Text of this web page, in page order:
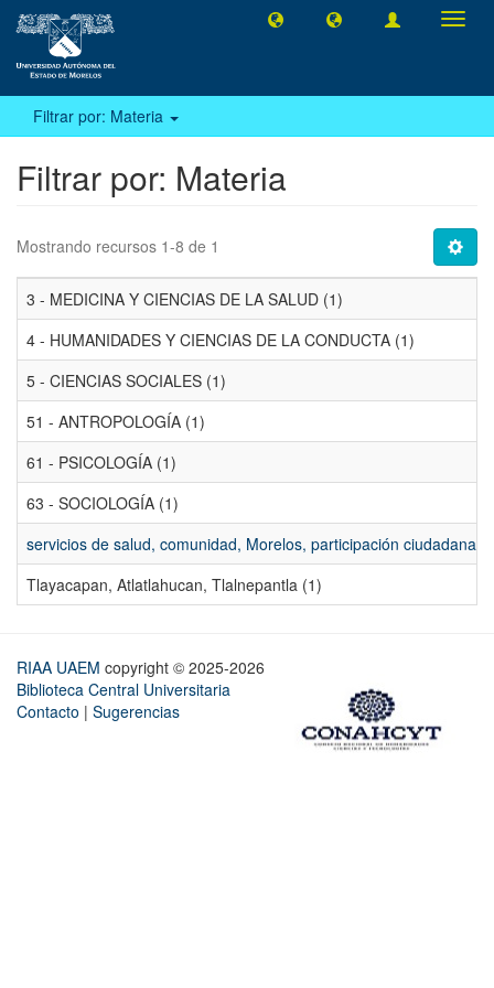
Filtrar por: Materia
Filtrar por: Materia
Mostrando recursos 1-8 de 1
3 - MEDICINA Y CIENCIAS DE LA SALUD (1)
4 - HUMANIDADES Y CIENCIAS DE LA CONDUCTA (1)
5 - CIENCIAS SOCIALES (1)
51 - ANTROPOLOGÍA (1)
61 - PSICOLOGÍA (1)
63 - SOCIOLOGÍA (1)
servicios de salud, comunidad, Morelos, participación
Tlayacapan, Atlatlahucan, Tlalnepantla (1)
RIAA UAEM copyright © 2025-2026
Biblioteca Central Universitaria
Contacto | Sugerencias